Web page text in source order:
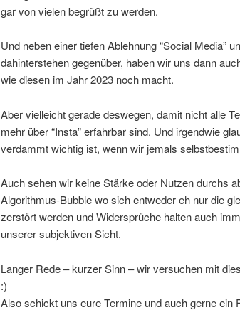
gar von vielen begrüßt zu werden.
Und neben einer tiefen Ablehnung “Social Media”
dahinterstehen gegenüber, haben wir uns dann
wie diesen im Jahr 2023 noch macht.
Aber vielleicht gerade deswegen, damit nicht alle
mehr über “Insta” erfahrbar sind. Und irgendwie
verdammt wichtig ist, wenn wir jemals
Auch sehen wir keine Stärke oder Nutzen durchs
Algorithmus-Bubble wo sich entweder eh nur die
zerstört werden und Widersprüche halten auch
unserer subjektiven Sicht.
Langer Rede – kurzer Sinn – wir versuchen mit
:)
Also schickt uns eure Termine und auch gerne ein